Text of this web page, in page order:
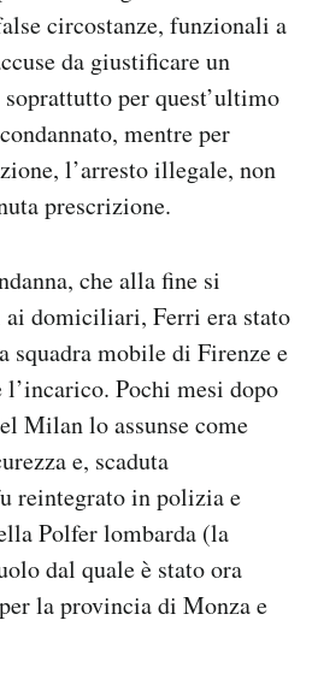
circostanze, funzionali a
da giustificare un
per quest’ultimo
mentre per
l’arresto illegale, non
prescrizione.
che alla fine si
domiciliari, Ferri era stato
squadra mobile di Firenze e
Pochi mesi dopo
Milan lo assunse come
e, scaduta
reintegrato in polizia e
Polfer lombarda (la
dal quale è stato ora
la provincia di Monza e